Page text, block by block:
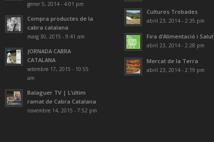
gener 5, 2014 - 4:01 pm
Compra productes de la
cabra catalana
maig 30, 2015 - 9:41 am
JORNADA CABRA
CATALANA
setembre 17, 2015 - 10:55
am
Balaguer TV | L’últim
ramat de Cabra Catalana
novembre 14, 2015 - 7:52 pm
Cultures Trobades
abril 23, 2014 - 2:35 pm
Fira d’Alimentació i Salut
abril 23, 2014 - 2:28 pm
Mercat de la Terra
abril 23, 2014 - 2:19 pm